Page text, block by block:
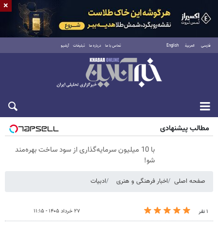
فارسی العربية English تماس با ما درباره ما تبلیغات آرشیو
شنبه ۱۷ مرداد ۱۴۰۵
مطالب پیشنهادی
با 10 میلیون سرمایه‌گذاری از سود ساخت بهره‌مند
شو!
صفحه اصلی اخبار فرهنگی و هنری ادبیات
۱ نفر ۲۷ خرداد ۱۴۰۵ - ۱۱:۱۵
×